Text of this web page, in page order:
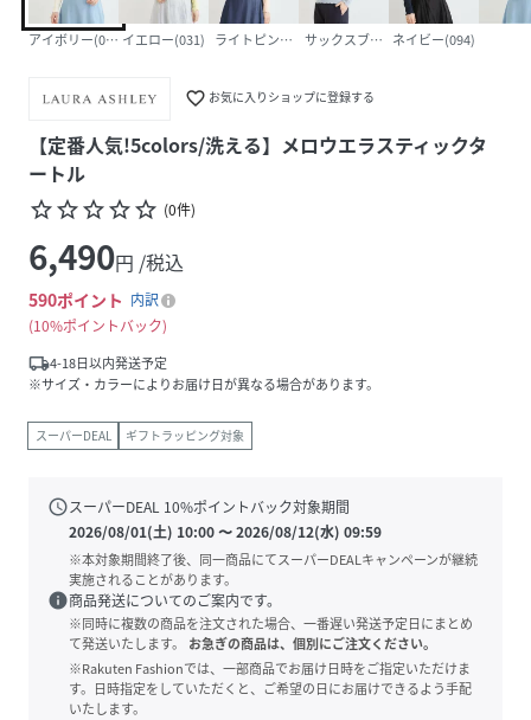
アイボリー(004)イエロー(031) ライトピンク(070)サックスブルー(090)ネイビー(094)
favorite_border お気に入りショップに登録する
【定番人気!5colors/洗える】メロウエラスティックタ
ートル
star_borderstar_borderstar_borderstar_borderstar_border (0件)
6,490円 /税込
590ポイント 内訳
10%ポイントバック
local_shipping4-18日以内発送予定
※サイズ・カラーによりお届け日が異なる場合があります。
スーパーDEAL ギフトラッピング対象
scheduleスーパーDEAL 10%ポイントバック対象期間
2026/08/01(土) 10:00〜2026/08/12(水) 09:59
※本対象期間終了後、同一商品にてスーパーDEALキャンペーンが継続
実施されることがあります。
info商品発送についてのご案内です。
※同時に複数の商品を注文された場合、一番遅い発送予定日にまとめ
て発送いたします。
お急ぎの商品は、個別にご注文ください。
※Rakuten Fashionでは、一部商品でお届け日時をご指定いただけま
す。日時指定をしていただくと、ご希望の日にお届けできるよう手配
いたします。